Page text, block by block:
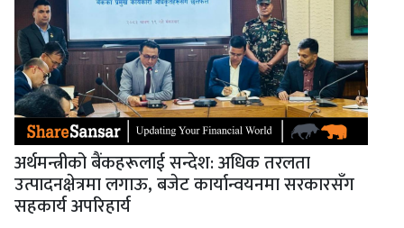
अर्थमन्त्रीको बैंकहरूलाई सन्देश: अधिक तरलता
उत्पादनक्षेत्रमा लगाऊ, बजेट कार्यान्वयनमा सरकारसँग
सहकार्य अपरिहार्य